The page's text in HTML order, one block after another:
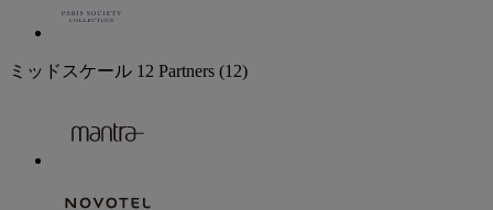
ミッドスケール 12 Partners (12)